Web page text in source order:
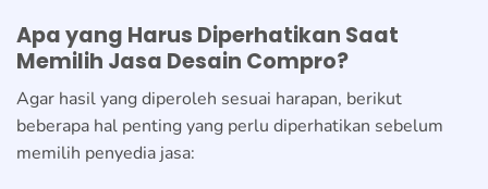
Apa yang Harus Diperhatikan Saat
Memilih Jasa Desain Compro?
Agar hasil yang diperoleh sesuai harapan, berikut
beberapa hal penting yang perlu diperhatikan sebelum
memilih penyedia jasa: